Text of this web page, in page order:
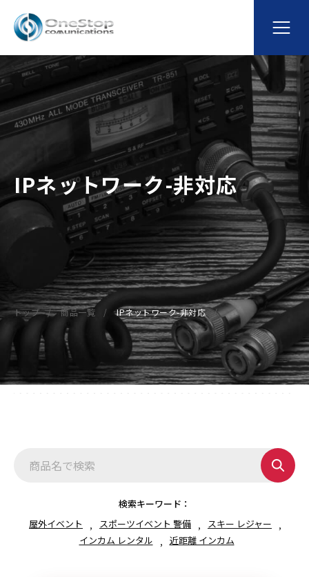
IPネットワーク-非対応
トップ 商品一覧 IPネットワーク-非対応
検索キーワード：
屋外イベント
スポーツイベント 警備
スキー レジャー
インカム レンタル
近距離 インカム